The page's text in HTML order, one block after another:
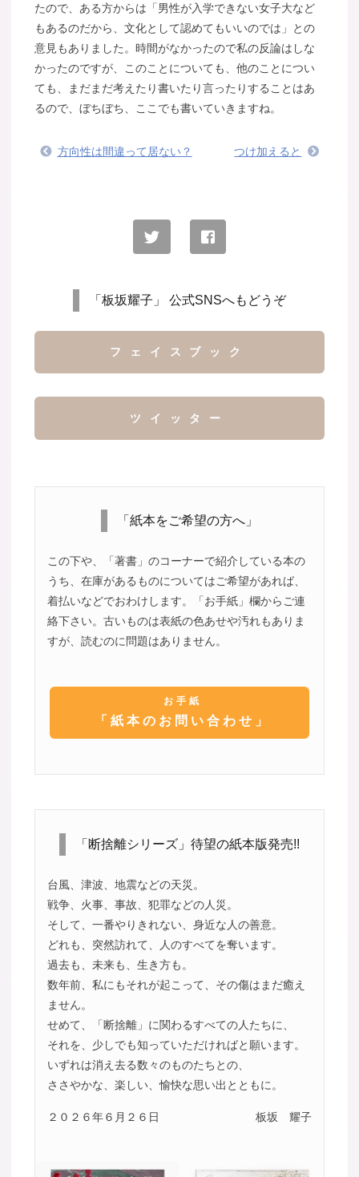
たので、ある方からは「男性が入学できない女子大など
もあるのだから、文化として認めてもいいのでは」との
意見もありました。時間がなかったので私の反論はしな
かったのですが、このことについても、他のことについ
ても、まだまだ考えたり書いたり言ったりすることはあ
るので、ぼちぼち、ここでも書いていきますね。
方向性は間違って居ない？ つけ加えると
「板坂耀子」 公式SNSへもどうぞ
フェイスブック
ツイッター
「紙本をご希望の方へ」
この下や、「著書」のコーナーで紹介している本の
うち、在庫があるものについてはご希望があれば、
着払いなどでおわけします。「お手紙」欄からご連
絡下さい。古いものは表紙の色あせや汚れもありま
すが、読むのに問題はありません。
お手紙
「紙本のお問い合わせ」
「断捨離シリーズ」待望の紙本版発売!!
台風、津波、地震などの天災。
戦争、火事、事故、犯罪などの人災。
そして、一番やりきれない、身近な人の善意。
どれも、突然訪れて、人のすべてを奪います。
過去も、未来も、生き方も。
数年前、私にもそれが起こって、その傷はまだ癒え
ません。
せめて、「断捨離」に関わるすべての人たちに、
それを、少しでも知っていただければと願います。
いずれは消え去る数々のものたちとの、
ささやかな、楽しい、愉快な思い出とともに。
２０２６年６月２６日 板坂 耀子